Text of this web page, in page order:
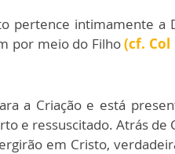
pertence intimamente a
por meio do Filho(cf. Col
a Criação e está
e ressuscitado. Atrás de
em Cristo,